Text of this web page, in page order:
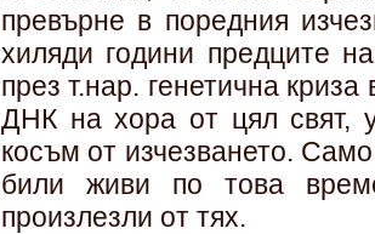
превърне в поредния
хиляди години предците
през т.нар. генетична
ДНК на хора от цял свят,
косъм от изчезването.
били живи по това
произлезли от тях.